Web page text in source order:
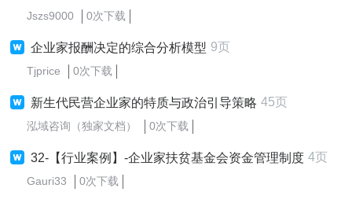
Jszs9000 0次下载
企业家报酬决定的综合分析模型 9页
Tjprice 0次下载
新生代民营企业家的特质与政治引导策略 45页
泓域咨询（独家文档） 0次下载
32-【行业案例】-企业家扶贫基金会资金管理制度 4页
Gauri33 0次下载